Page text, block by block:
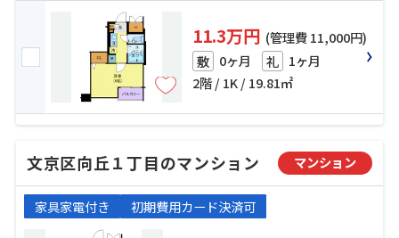
11.3万円 (管理費 11,000円)
敷 0ヶ月 礼 1ヶ月
2階 / 1K / 19.81㎡
文京区向丘１丁目のマンション マンション
家具家電付き 初期費用カード決済可